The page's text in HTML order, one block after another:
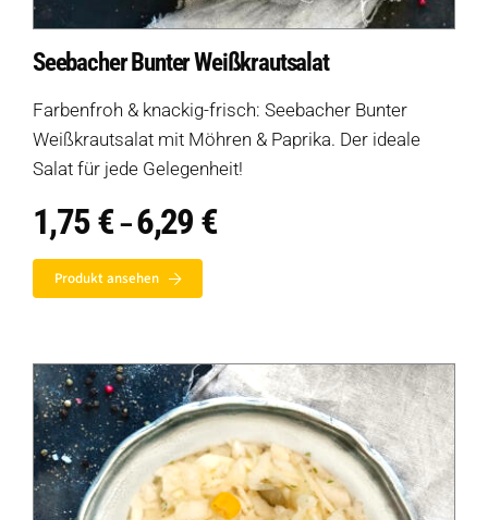
Seebacher Bunter Weißkrautsalat
Farbenfroh & knackig-frisch: Seebacher Bunter
Weißkrautsalat mit Möhren & Paprika. Der ideale
Salat für jede Gelegenheit!
1,75€ –6,29 €Preisspanne:
1,75 €
Produkt ansehen